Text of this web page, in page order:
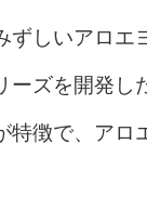
しいアロエ
ズを開発し
特徴で、アロ